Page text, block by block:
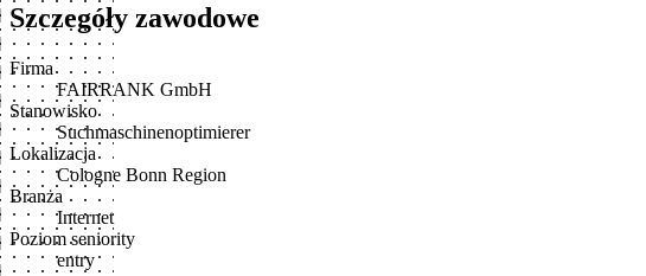
Szczegóły zawodowe
Firma
FAIRRANK GmbH
Stanowisko
Suchmaschinenoptimierer
Lokalizacja
Cologne Bonn Region
Branża
Internet
Poziom seniority
entry